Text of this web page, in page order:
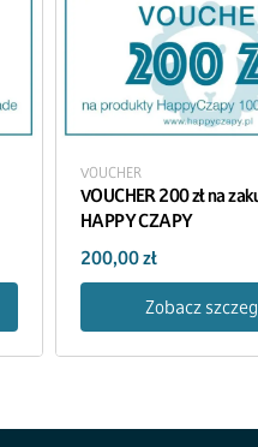
VOUCHER
VOUCHER 200 zł na
HAPPY CZAPY
200,00zł
Zobacz